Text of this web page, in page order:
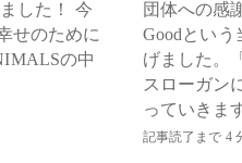
した！ 今
せのために
の中
団体への感
Goodとい
げました。
スローガン
っていきま
記事読了まで 4